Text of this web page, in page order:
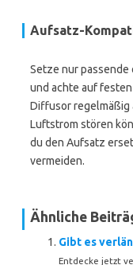
Aufsatz-
Setze nur
und achte auf
Diffusor regelmäßig
Luftstrom stören
du den Aufsatz
vermeiden.
Ähnliche
Gibt es
Entdecke jetzt